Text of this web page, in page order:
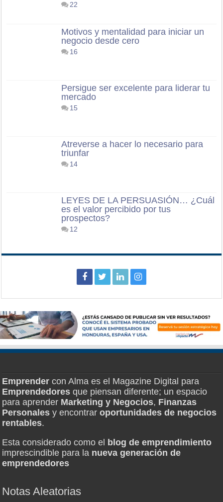
22
Motivos y mentalidad para iniciar un
negocio desde cero
16
Persigue ser excelente para liderar tu
mercado
15
Atreverse a hacer lo necesario para
triunfar
14
LEYES DE LA PERSUASIÓN… ¿Cuál
es el valor percibido por tus
prospectos?
12
Emprender con Alma es el Magazine Digital para
Emprendedores que piensan diferente; un espacio
para aprender Marketing y Negocios, Finanzas
Personales y encontraroportunidades de negocios
rentables.
Esta considerado como el blog de emprendimiento
imprescindible para la nueva generación de
emprendedores
Notas Aleatorias